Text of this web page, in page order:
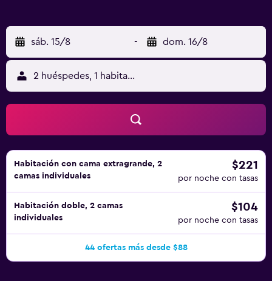
piragüismo y la escalada. Hay mostrador de información
turística. La brisa marina acompaña las pizzas y
especialidades de marisco del restaurante del Railay. El
establecimiento proporciona servicio de habitaciones.
sáb. 15/8 - dom. 16/8
2 huéspedes, 1 habitación
Habitación con cama extragrande, 2
camas individuales
$221
por noche con tasas
Habitación doble, 2 camas
individuales
$104
por noche con tasas
44 ofertas más desde $88